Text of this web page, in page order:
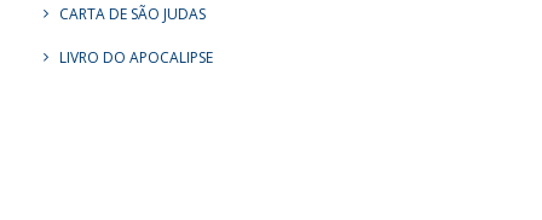
CARTA DE SÃO JUDAS
LIVRO DO APOCALIPSE